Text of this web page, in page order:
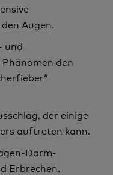
Augen.
und
den
der einige
auftreten kann.
Darm-
Erbrechen.